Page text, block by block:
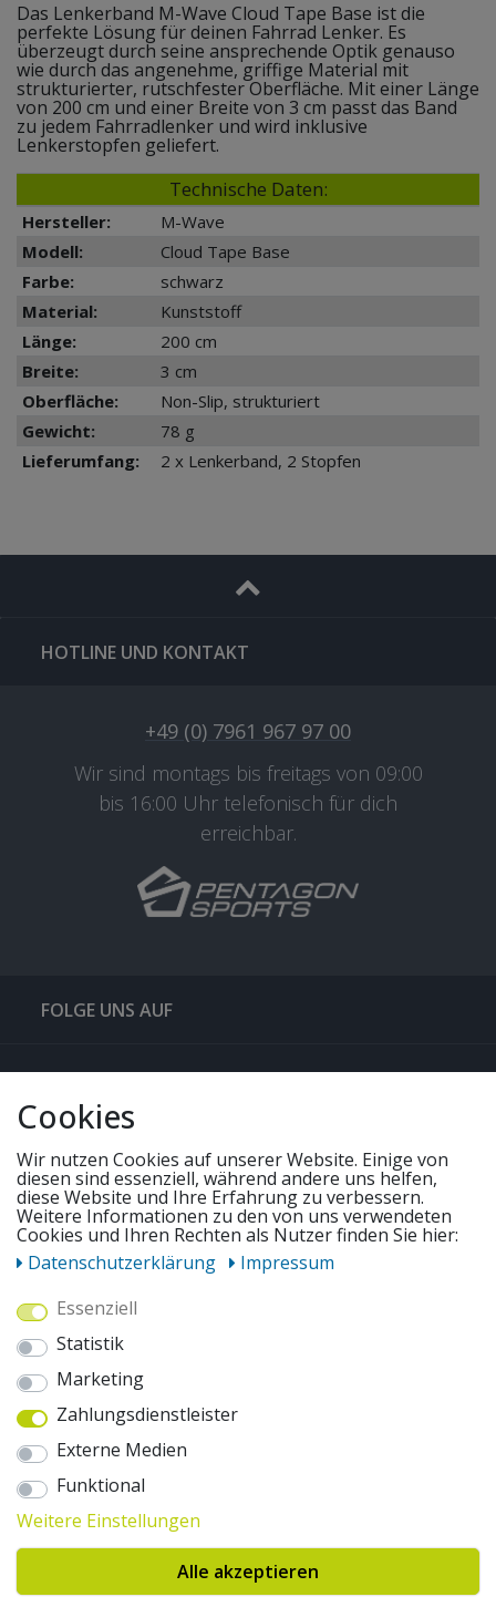
Das Lenkerband M-Wave Cloud Tape Base ist die
perfekte Lösung für deinen Fahrrad Lenker. Es
überzeugt durch seine ansprechende Optik genauso
wie durch das angenehme, griffige Material mit
strukturierter, rutschfester Oberfläche. Mit einer Länge
von 200 cm und einer Breite von 3 cm passt das Band
zu jedem Fahrradlenker und wird inklusive
Lenkerstopfen geliefert.
Technische Daten:
Hersteller:
M-Wave
Modell:
Cloud Tape Base
Farbe:
schwarz
Material:
Kunststoff
Länge:
200 cm
Breite:
3 cm
Oberfläche:
Non-Slip, strukturiert
Gewicht:
78 g
Lieferumfang:
2 x Lenkerband, 2 Stopfen
HOTLINE UND KONTAKT
+49 (0) 7961 967 97 00
Wir sind montags bis freitags von 09:00
bis 16:00 Uhr telefonisch für dich
erreichbar.
FOLGE UNS AUF
QUICKLINKS & TIPPS
UNSERE ANGEBOTE
WIR VERSENDEN MIT
AUSZEICHNUNGEN & SICHERHEIT
© 2026 pentagonsports.de
Pentagon Sports GmbH & Co. KG
Daten­schutz­erklärung
Hinweise zur Batterieentsorgung
Cookie-Einstellungen ändern
Erklärung zur Barrierefreiheit
Cookies
Wir nutzen Cookies auf unserer Website. Einige von
diesen sind essenziell, während andere uns helfen,
diese Website und Ihre Erfahrung zu verbessern.
Weitere Informationen zu den von uns verwendeten
Cookies und Ihren Rechten als Nutzer finden Sie hier:
Daten­schutz­erklärung
Impressum
Essenziell
Statistik
Marketing
Zahlungsdienstleister
Externe Medien
Funktional
Weitere Einstellungen
Alle akzeptieren